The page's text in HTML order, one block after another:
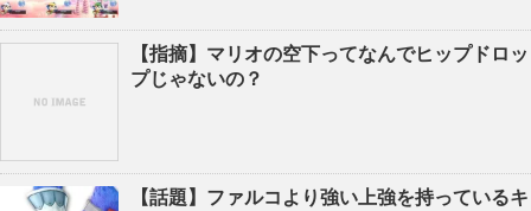
【指摘】マリオの空下ってなんでヒップドロッ
プじゃないの？
【話題】ファルコより強い上強を持っているキ